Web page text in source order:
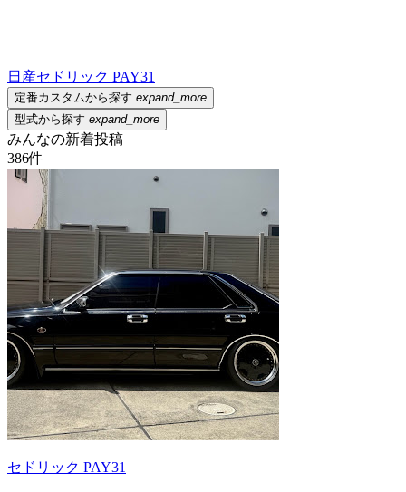
日産セドリック PAY31
定番カスタムから探す expand_more
型式から探す expand_more
みんなの新着投稿
386件
セドリック PAY31